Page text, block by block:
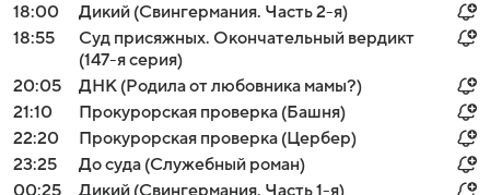
18:00
Дикий (Свингермания. Часть 2-я)
18:55
Суд присяжных. Окончательный вердикт
(147-я серия)
20:05
ДНК (Родила от любовника мамы?)
21:10
Прокурорская проверка (Башня)
22:20
Прокурорская проверка (Цербер)
23:25
До суда (Служебный роман)
00:25
Дикий (Свингермания. Часть 1-я)